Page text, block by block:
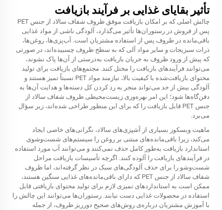
تأثیر بقایای غذایی بر فرآیند بازیافت
چالش اصلی که بر امکان بازیافت موفق ظروف شفاف سالاد از جنس PET
پس از فروش در رستوران‌ها تأثیر می‌گذارد، آلودگی ناشی از مواد غذایی
باقی‌مانده در ظروف پس از استفاده مشتریان است. آب‌پزی‌ها، روغن‌ها،
ذرات سبزیجات و سایر مواد آلی که به سطح ظروف چسبیده‌اند، در صورتی
که پیش از ورود ظروف به جریان بازیافت به‌درستی از آن‌ها پاک نشوند،
می‌توانند فرآیندهای بازیافت را مختل کنند. مجتمع‌های بازیافت برای تولید
محتوای بازیافت‌شده با کیفیت بالا، نیازمند مواد PET نسبتاً تمیز هستند و
آلودگی بیش از حد می‌تواند منجر به رد کردن کل دسته‌ها و هدایت آن‌ها به
دفن‌گاه‌ها شود؛ این امر بهره‌وری زیست‌محیطی ظروف شفاف سالاد از
جنس PET قابل بازیافت را که برای این منظور طراحی شده‌اند، زیر سؤال
می‌برد.
ماهیت ویسکوز بسیاری از آشپزی‌های سالاد، نگرانی‌های خاصی ایجاد
می‌کند، زیرا باقی‌مانده‌های مبتنی بر روغن را سیستم‌های شست‌وشوی
استاندارد بازیافت به‌طور کامل حذف نمی‌کنند و می‌توانند آب مورد استفاده
در فرآیندهای بازیافت را آلوده کنند. اگرچه تأسیسات بازیافت مراحل
شست‌وشو را برای حذف آلودگی‌های سبک در نظر گرفته‌اند، اما ظروف
شفاف سالاد از جنس PET که دارای باقی‌مانده‌های غذایی سنگین هستند،
ممکن است به استانداردهای تمیزی لازم برای تولید محتوای بازیافتی قابل
استفاده در محصولات غذایی دست نیابند. رستوران‌ها می‌توانند این چالش را
با آموزش مشتریان درباره‌ی روش‌های صحیح دورریز ظروف، از جمله